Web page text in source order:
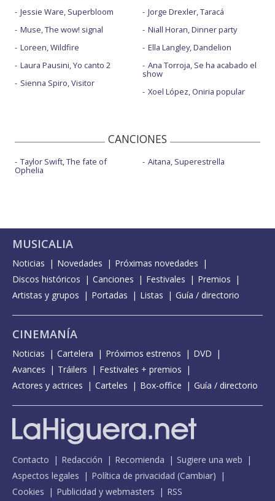
Jessie Ware, Superbloom
Muse, The wow! signal
Loreen, Wildfire
Laura Pausini, Yo canto 2
Sienna Spiro, Visitor
Jorge Drexler, Taracá
Niall Horan, Dinner party
Ella Langley, Dandelion
Ana Torroja, Se ha acabado el
show
Xoel López, Oniria popular
CANCIONES
Taylor Swift, The fate of
Ophelia
Aitana, Superestrella
MUSICALIA
Noticias Novedades
Próximas novedades
Discos históricos
Canciones Festivales
Premios
Artistas y grupos
Portadas Listas Guía / directorio
CINEMANÍA
Noticias Cartelera Próximos estrenos
DVD
Avances
Tráilers
Festivales + premios
Actores y actrices
Carteles Box-office Guía / directorio
Contacto Redacción Recomienda
Sugiere una web
Aspectos legales
Política de privacidad (Cambiar)
Cookies
Publicidad y webmasters RSS